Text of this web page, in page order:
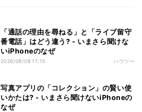
「通話の理由を尋ねる」と「ライブ留守
番電話」はどう違う? - いまさら聞けな
いiPhoneのなぜ
2026/08/08 11:15 ハウツー
写真アプリの「コレクション」の賢い使
いかたは? - いまさら聞けないiPhoneの
なぜ